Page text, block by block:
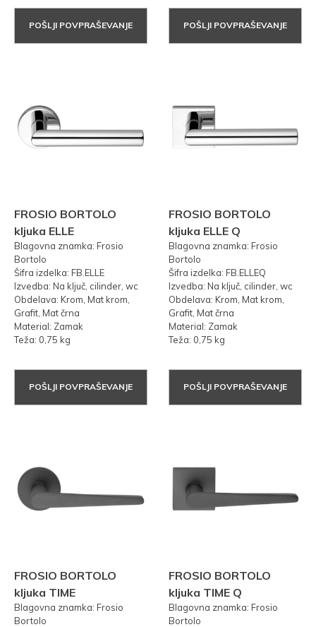
POŠLJI POVPRAŠEVANJE POŠLJI POVPRAŠEVANJE
FROSIO BORTOLO
kljuka ELLE
Blagovna znamka: Frosio
Bortolo
Šifra izdelka: FB.ELLE
Izvedba: Na ključ, cilinder, wc
Obdelava: Krom, Mat krom,
Grafit, Mat črna
Material: Zamak
Teža: 0,75 kg
POŠLJI POVPRAŠEVANJE
FROSIO BORTOLO
kljuka ELLE Q
Blagovna znamka: Frosio
Bortolo
Šifra izdelka: FB.ELLEQ
Izvedba: Na ključ, cilinder, wc
Obdelava: Krom, Mat krom,
Grafit, Mat črna
Material: Zamak
Teža: 0,75 kg
POŠLJI POVPRAŠEVANJE
FROSIO BORTOLO
kljuka TIME
Blagovna znamka: Frosio
Bortolo
FROSIO BORTOLO
kljuka TIME Q
Blagovna znamka: Frosio
Bortolo